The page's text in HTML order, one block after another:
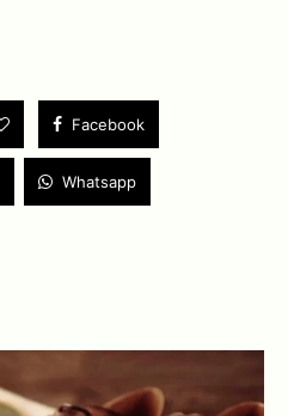
Facebook
Whatsapp